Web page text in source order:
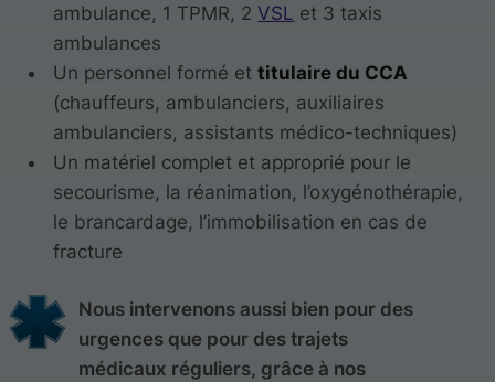
ambulance, 1 TPMR, 2 VSL et 3 taxis
ambulances
Un personnel formé ettitulaire du CCA
(chauffeurs, ambulanciers, auxiliaires
ambulanciers, assistants médico-techniques)
Un matériel complet et approprié pour le
secourisme, la réanimation, l’oxygénothérapie,
le brancardage, l’immobilisation en cas de
fracture
Nous intervenons aussi bien pour des
urgences que pour des trajets
médicaux réguliers, grâce à nos